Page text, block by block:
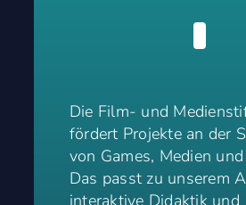
Die Film- und
fördert Projekte an der
von Games, Medien
Das passt zu unserem